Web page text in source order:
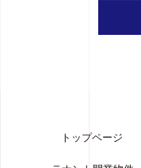
トップページ